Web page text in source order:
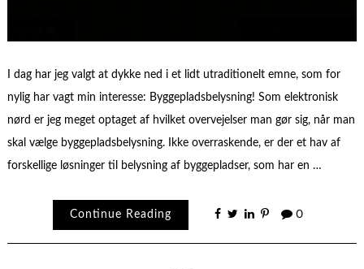
I dag har jeg valgt at dykke ned i et lidt utraditionelt emne, som for
nylig har vagt min interesse: Byggepladsbelysning! Som elektronisk
nørd er jeg meget optaget af hvilket overvejelser man gør sig, når man
skal vælge byggepladsbelysning. Ikke overraskende, er der et hav af
forskellige løsninger til belysning af byggepladser, som har en …
Continue Reading 0